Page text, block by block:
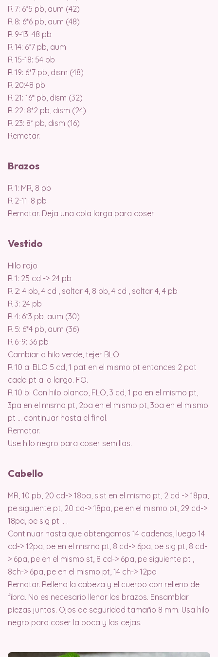
R 7: 6*5 pb, aum (42)
R 8: 6*6 pb, aum (48)
R 9-13: 48 pb
R 14: 6*7 pb, aum
R 15-18: 54 pb
R 19: 6*7 pb, dism (48)
R 20:48 pb
R 21: 16* pb, dism (32)
R 22: 8*2 pb, dism (24)
R 23: 8* pb, dism (16)
Rematar.
Brazos
R 1: MR, 8 pb
R 2-11: 8 pb
Rematar. Deja una cola larga para coser.
Vestido
Hilo rojo
R 1: 25 cd -> 24 pb
R 2: 4 pb, 4 cd , saltar 4, 8 pb, 4 cd , saltar 4, 4 pb
R 3: 24 pb
R 4: 6*3 pb, aum (30)
R 5: 6*4 pb, aum (36)
R 6-9: 36 pb
Cambiar a hilo verde, tejer BLO
R 10 a: BLO 5 cd, 1 pat en el mismo pt entonces 2 pat
cada pt a lo largo. FO.
R 10 b: Con hilo blanco, FLO, 3 cd, 1 pa en el mismo pt,
3pa en el mismo pt, 2pa en el mismo pt, 3pa en el mismo
pt … continuar hasta el final.
Rematar.
Use hilo negro para coser semillas.
Cabello
MR, 10 pb, 20 cd-> 18pa, slst en el mismo pt, 2 cd -> 18pa,
pe siguiente pt, 20 cd-> 18pa, pe en el mismo pt, 29 cd->
18pa, pe sig pt .. .
Continuar hasta que obtengamos 14 cadenas, luego 14
cd-> 12pa, pe en el mismo pt, 8 cd-> 6pa, pe sig pt, 8 cd-
> 6pa, pe en el mismo st, 8 cd-> 6pa, pe siguiente pt ,
8ch-> 6pa, pe en el mismo pt, 14 ch-> 12pa
Rematar. Rellena la cabeza y el cuerpo con relleno de
fibra. No es necesario llenar los brazos. Ensamblar
piezas juntas. Ojos de seguridad tamaño 8 mm. Usa hilo
negro para coser la boca y las cejas.